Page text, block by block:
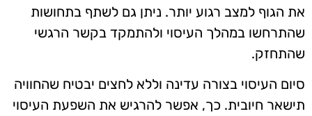
את הגוף למצב רגוע יותר. ניתן גם לשתף בתחושות
שהתרחשו במהלך העיסוי ולהתמקד בקשר הרגשי
שהתחזק.
סיום העיסוי בצורה עדינה וללא לחצים יבטיח שהחוויה
תישאר חיובית. כך, אפשר להרגיש את השפעת העיסוי